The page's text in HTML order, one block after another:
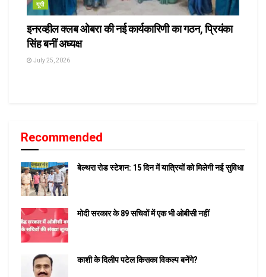
यूपी
इनरव्हील क्लब ओबरा की नई कार्यकारिणी का गठन, प्रियंका
सिंह बनीं अध्यक्ष
July 25, 2026
Recommended
बेल्थरा रोड स्टेशन: 15 दिन में यात्रियों को मिलेगी नई सुविधा
मोदी सरकार के 89 सचिवों में एक भी ओबीसी नहीं
काशी के दिलीप पटेल किसका विकल्प बनेंगे?